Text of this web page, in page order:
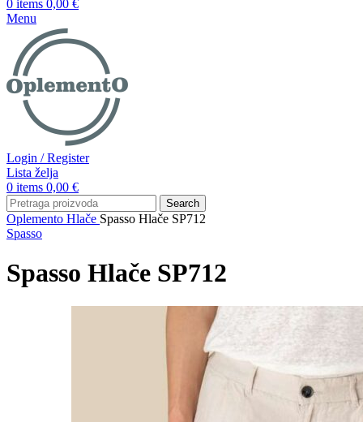
0 items 0,00 €
Menu
Login / Register
Lista želja
0 items 0,00 €
Search
Oplemento Hlače Spasso Hlače SP712
Spasso
Spasso Hlače SP712